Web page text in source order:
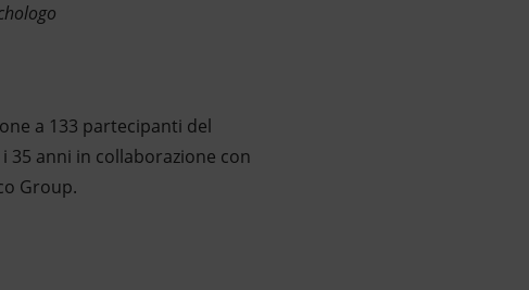
a 133 partecipanti del
35 anni in collaborazione con
Group.